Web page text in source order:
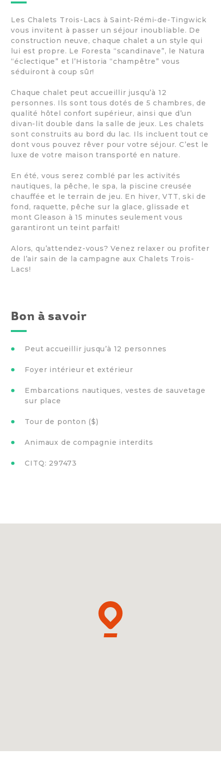
Les Chalets Trois-Lacs à Saint-Rémi-de-Tingwick
vous invitent à passer un séjour inoubliable. De
construction neuve, chaque chalet a un style qui
lui est propre. Le Foresta “scandinave”, le Natura
“éclectique” et l’Historia “champêtre” vous
séduiront à coup sûr!
Chaque chalet peut accueillir jusqu’à 12
personnes. Ils sont tous dotés de 5 chambres, de
qualité hôtel confort supérieur, ainsi que d’un
divan-lit double dans la salle de jeux. Les chalets
sont construits au bord du lac. Ils incluent tout ce
dont vous pouvez rêver pour votre séjour. C’est le
luxe de votre maison transporté en nature.
En été, vous serez comblé par les activités
nautiques, la pêche, le spa, la piscine creusée
chauffée et le terrain de jeu. En hiver, VTT, ski de
fond, raquette, pêche sur la glace, glissade et
mont Gleason à 15 minutes seulement vous
garantiront un teint parfait!
Alors, qu’attendez-vous? Venez relaxer ou profiter
de l’air sain de la campagne aux Chalets Trois-
Lacs!
Bon à savoir
Peut accueillir jusqu’à 12 personnes
Foyer intérieur et extérieur
Embarcations nautiques, vestes de sauvetage
sur place
Tour de ponton ($)
Animaux de compagnie interdits
CITQ: 297473